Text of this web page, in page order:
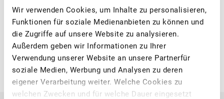
Wir verwenden Cookies, um Inhalte zu personalisieren,
Funktionen für soziale Medienanbieten zu können und
die Zugriffe auf unsere Website zu analysieren.
Außerdem geben wir Informationen zu Ihrer
Verwendung unserer Website an unsere Partnerfür
soziale Medien, Werbung und Analysen zu deren
eigener Verarbeitung weiter. Welche Cookies zu
welchen Zwecken und für welche Dauer eingesetzt
Monday - Friday: 05:00 - 23:00
Saturday: 07:00 - 23:00
Sunday: 05:30 - 23:00